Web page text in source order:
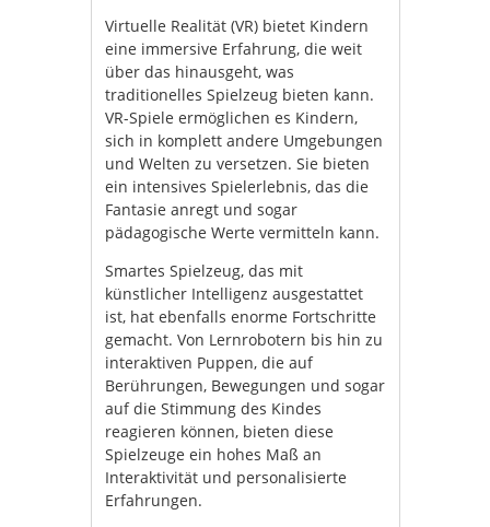
Virtuelle Realität (VR) bietet Kindern
eine immersive Erfahrung, die weit
über das hinausgeht, was
traditionelles Spielzeug bieten kann.
VR-Spiele ermöglichen es Kindern,
sich in komplett andere Umgebungen
und Welten zu versetzen. Sie bieten
ein intensives Spielerlebnis, das die
Fantasie anregt und sogar
pädagogische Werte vermitteln kann.
Smartes Spielzeug, das mit
künstlicher Intelligenz ausgestattet
ist, hat ebenfalls enorme Fortschritte
gemacht. Von Lernrobotern bis hin zu
interaktiven Puppen, die auf
Berührungen, Bewegungen und sogar
auf die Stimmung des Kindes
reagieren können, bieten diese
Spielzeuge ein hohes Maß an
Interaktivität und personalisierte
Erfahrungen.